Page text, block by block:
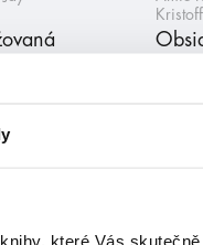
které Vás
Kristoff